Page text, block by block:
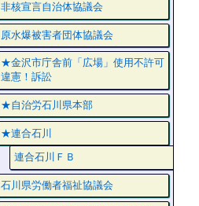
非核宣言自治体協議会
原水爆被害者団体協議会
★金沢市庁舎前「広場」使用不許可
違憲！訴訟
★自治労石川県本部
★連合石川
連合石川ＦＢ
石川県労働者福祉協議会